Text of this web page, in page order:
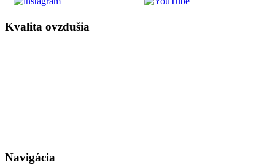
Kvalita ovzdušia
Navigácia